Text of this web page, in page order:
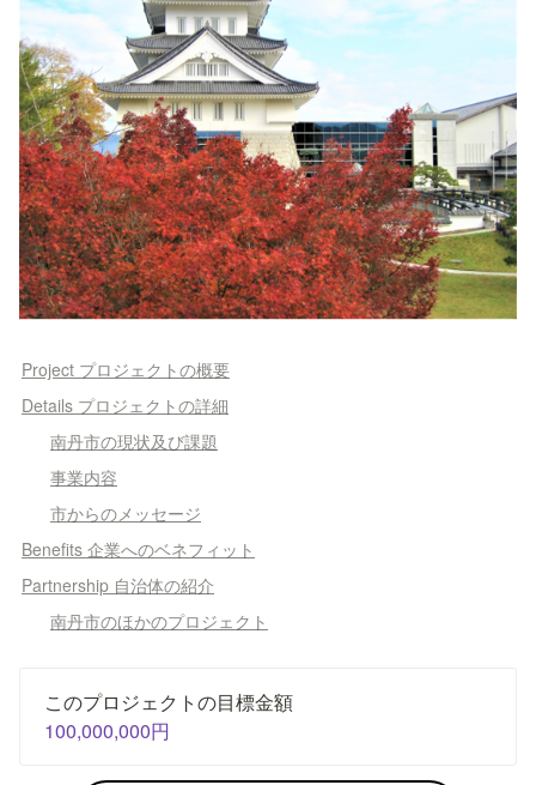
Project プロジェクトの概要
Details プロジェクトの詳細
南丹市の現状及び課題
事業内容
市からのメッセージ
Benefits 企業へのベネフィット
Partnership 自治体の紹介
南丹市のほかのプロジェクト
100,000,000円